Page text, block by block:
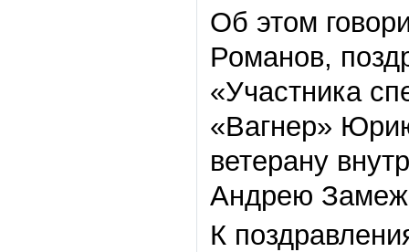
Об этом
Романов,
«Участника
«Вагнер»
ветерану
Андрею
К